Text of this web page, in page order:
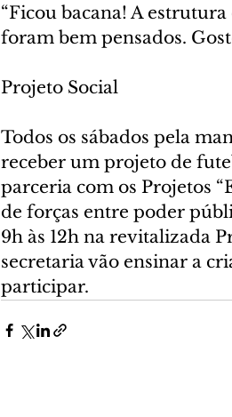
“Ficou bacana! A
foram bem pensados.
Projeto Social
Todos os sábados pela
receber um projeto de
parceria com os Projetos
de forças entre poder
9h às 12h na revitalizada
secretaria vão ensinar a
participar.